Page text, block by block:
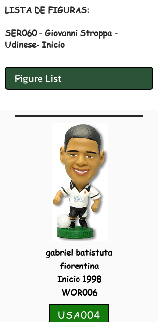
LISTA DE FIGURAS:
SER060 - Giovanni Stroppa -
Udinese- Inicio
gabriel batistuta
fiorentina
Inicio 1998
WOR006
USA004